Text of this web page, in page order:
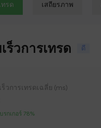
ทรด เสถียรภาพ
ร็วการเทรด ดี
ร็วการเทรดเฉลี่ย (ms)
รกเกอร์ 78%